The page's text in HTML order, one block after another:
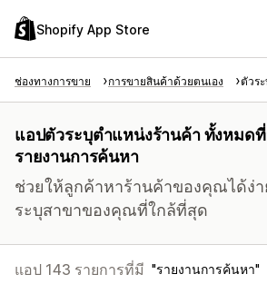
Shopify App Store
ช่องทางการขาย การขายสินค้าด้วยตนเอง ตัวร
แอปตัวระบุตำแหน่งร้านค้า ทั้งหมด
รายงานการค้นหา
ช่วยให้ลูกค้าหาร้านค้าของคุณได้ง่
ระบุสาขาของคุณที่ใกล้ที่สุด
แอป 143 รายการที่มี รายงานการค้นหา